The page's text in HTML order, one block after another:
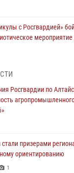
с Росгвардией»
провели встречу с
по Алтайскому краю
Росгвардии по
призерами
ориентированию
1